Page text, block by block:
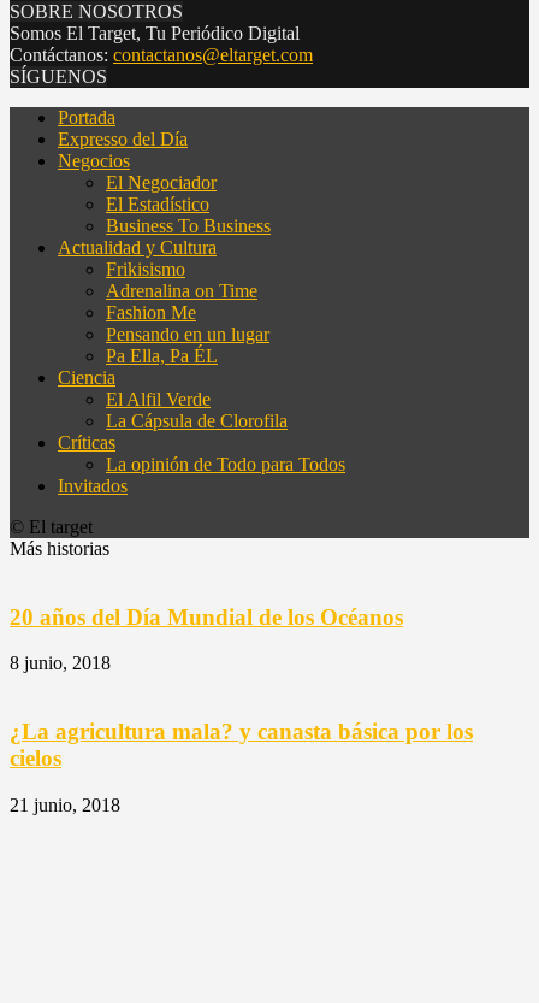
SOBRE NOSOTROS
Somos El Target, Tu Periódico Digital
Contáctanos: contactanos@eltarget.com
SÍGUENOS
Portada
Expresso del Día
Negocios
El Negociador
El Estadístico
Business To Business
Actualidad y Cultura
Frikisismo
Adrenalina on Time
Fashion Me
Pensando en un lugar
Pa Ella, Pa ÉL
Ciencia
El Alfil Verde
La Cápsula de Clorofila
Críticas
La opinión de Todo para Todos
Invitados
© El target
Más historias
20 años del Día Mundial de los Océanos
8 junio, 2018
¿La agricultura mala? y canasta básica por los
cielos
21 junio, 2018